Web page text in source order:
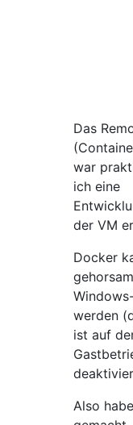
Das
war
ich eine
der VM
Docker
werden
ist auf
Also